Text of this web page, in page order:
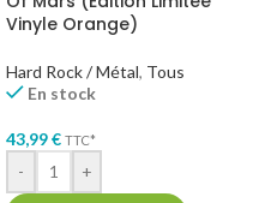
Vinyle Orange)
Hard Rock / Métal, Tous
En stock
43,99€ TTC*
- +